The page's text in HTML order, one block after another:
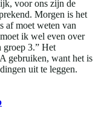
voor ons zijn de
Morgen is het
af moet weten van
ik wel even over
groep 3.” Het
gebruiken, want het is
uit te leggen.